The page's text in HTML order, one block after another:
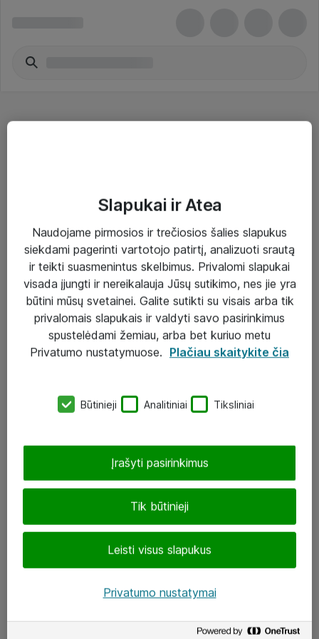
Sprendimai ir paslaugos
Paslaugos
Sprendimai
Įgyvendinti projektai
Atea ekspertų patarimai verslui
UAB „ATEA“
J. Rutkausko g. 6, Vilnius
Atea kontaktai
Aplankykite mus
Slapukai ir Atea
Naudojame pirmosios ir trečiosios šalies slapukus
siekdami pagerinti vartotojo patirtį, analizuoti srautą
ir teikti suasmenintus skelbimus. Privalomi slapukai
visada įjungti ir nereikalauja Jūsų sutikimo, nes jie yra
būtini mūsų svetainei. Galite sutikti su visais arba tik
privalomais slapukais ir valdyti savo pasirinkimus
spustelėdami žemiau, arba bet kuriuo metu
Privatumo nustatymuose. Plačiau skaitykite čia
Būtinieji Analitiniai Tiksliniai
Tik būtinieji
Leisti visus slapukus
Įrašyti pasirinkimus
Privatumo nustatymai